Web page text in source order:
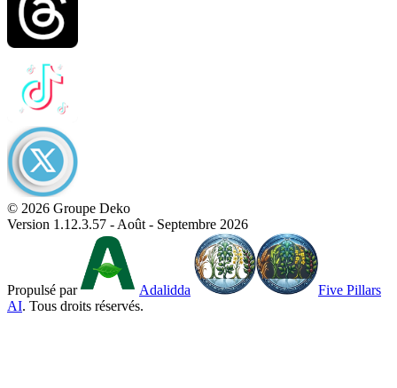
© 2026 Groupe Deko
Version 1.12.3.57 - Août - Septembre 2026
Propulsé par Adalidda
Five Pillars
AI. Tous droits réservés.